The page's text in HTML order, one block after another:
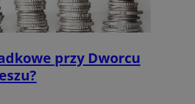
przy Dworcu